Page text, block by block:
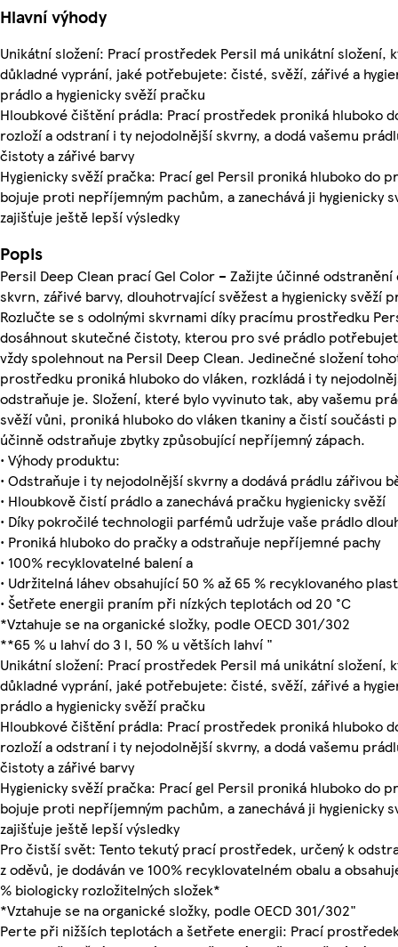
Hlavní výhody
Unikátní složení: Prací prostředek Persil má unikátní složení,
důkladné vyprání, jaké potřebujete: čisté, svěží, zářivé a
prádlo a hygienicky svěží pračku
Hloubkové čištění prádla: Prací prostředek proniká hluboko
rozloží a odstraní i ty nejodolnější skvrny, a dodá vašemu
čistoty a zářivé barvy
Hygienicky svěží pračka: Prací gel Persil proniká hluboko do
bojuje proti nepříjemným pachům, a zanechává ji hygienicky
zajišťuje ještě lepší výsledky
Popis
Persil Deep Clean prací Gel Color – Zažijte účinné odstranění
skvrn, zářivé barvy, dlouhotrvající svěžest a hygienicky svěží
Rozlučte se s odolnými skvrnami díky pracímu prostředku
dosáhnout skutečné čistoty, kterou pro své prádlo
vždy spolehnout na Persil Deep Clean. Jedinečné složení
prostředku proniká hluboko do vláken, rozkládá i ty
odstraňuje je. Složení, které bylo vyvinuto tak, aby vašemu
svěží vůni, proniká hluboko do vláken tkaniny a čistí součásti
účinně odstraňuje zbytky způsobující nepříjemný zápach.
• Výhody produktu:
• Odstraňuje i ty nejodolnější skvrny a dodává prádlu zářivou
• Hloubkově čistí prádlo a zanechává pračku hygienicky svěží
• Díky pokročilé technologii parfémů udržuje vaše prádlo
• Proniká hluboko do pračky a odstraňuje nepříjemné pachy
• 100% recyklovatelné balení a
• Udržitelná láhev obsahující 50 % až 65 % recyklovaného
• Šetřete energii praním při nízkých teplotách od 20 °C
*Vztahuje se na organické složky, podle OECD 301/302
**65 % u lahví do 3 l, 50 % u větších lahví "
Unikátní složení: Prací prostředek Persil má unikátní složení,
důkladné vyprání, jaké potřebujete: čisté, svěží, zářivé a
prádlo a hygienicky svěží pračku
Hloubkové čištění prádla: Prací prostředek proniká hluboko
rozloží a odstraní i ty nejodolnější skvrny, a dodá vašemu
čistoty a zářivé barvy
Hygienicky svěží pračka: Prací gel Persil proniká hluboko do
bojuje proti nepříjemným pachům, a zanechává ji hygienicky
zajišťuje ještě lepší výsledky
Pro čistší svět: Tento tekutý prací prostředek, určený k
z oděvů, je dodáván ve 100% recyklovatelném obalu a
% biologicky rozložitelných složek*
*Vztahuje se na organické složky, podle OECD 301/302"
Perte při nižších teplotách a šetřete energii: Prací